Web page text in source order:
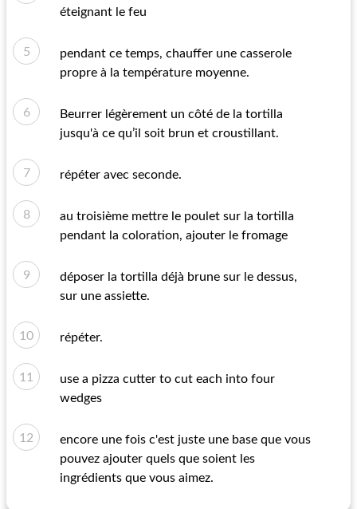
éteignant le feu
pendant ce temps, chauffer une casserole
propre à la température moyenne.
Beurrer légèrement un côté de la tortilla
jusqu'à ce qu’il soit brun et croustillant.
répéter avec seconde.
au troisième mettre le poulet sur la tortilla
pendant la coloration, ajouter le fromage
déposer la tortilla déjà brune sur le dessus,
sur une assiette.
répéter.
use a pizza cutter to cut each into four
wedges
encore une fois c'est juste une base que vous
pouvez ajouter quels que soient les
ingrédients que vous aimez.